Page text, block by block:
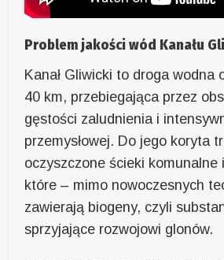
Problem jakości wód Kanału
Kanał Gliwicki to droga wodna
40 km, przebiegająca przez
gęstości zaludnienia i
przemysłowej. Do jego koryta
oczyszczone ścieki komunalne
które – mimo nowoczesnych
zawierają biogeny, czyli
sprzyjające rozwojowi glonów.